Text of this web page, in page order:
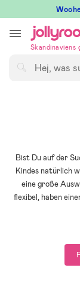
till
innehållet
Bist Du auf der
Kindes natürlich
eine große
flexibel, haben